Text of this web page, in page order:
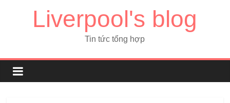
Liverpool's blog
Tin tức tổng hợp